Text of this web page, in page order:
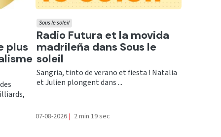
plus
Ecouter
Radio Futura et la movida
madrileña dans Sous le
soleil
Sous le soleil
Sangria, tinto de verano et fiesta ! Natalia
et Julien plongent dans ...
07-08-2026 | 2 min 19 sec